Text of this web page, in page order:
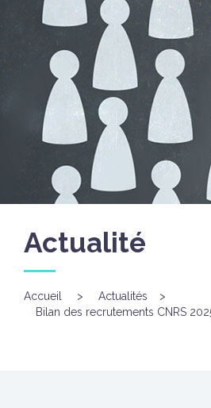
Actualité
Accueil > Actualités
>
Bilan des recrutements CNRS